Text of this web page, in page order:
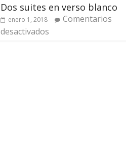
Dos suites en verso blanco
enero 1, 2018
Comentarios
desactivados